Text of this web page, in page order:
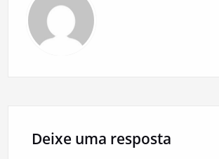
Deixe uma resposta